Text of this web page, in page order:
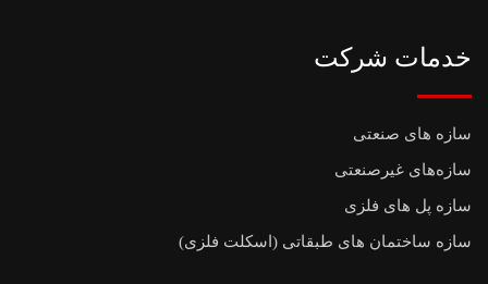
خدمات شرکت
سازه های صنعتی
سازه‌های غیرصنعتی
سازه پل های فلزی
سازه ساختمان های طبقاتی (اسکلت فلزی)